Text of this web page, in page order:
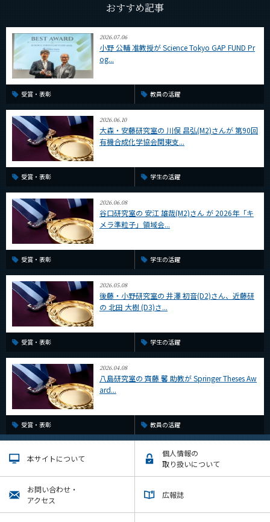
おすすめ記事
2026.07.06
小野 公輔 准教授が Science Tokyo GAP FUND Pr
og...
受賞・表彰 教員の活躍
2026.06.10
大森・安藤研究室の 川俣 昌弘(M2)さんが 第90回
有機合成化学協会関東支...
受賞・表彰 学生の活躍
2026.06.08
谷口研究室の 安江 雄哉(M2)さん が 2026年「キ
メラ準粒子」領域会...
受賞・表彰 学生の活躍
2026.05.08
後藤・小野研究室の 井澤 初音(D2)さん、近藤研
の 北田 大樹 (D3)さ...
受賞・表彰 学生の活躍
2026.04.08
八島研究室の 齊藤 馨 助教が Springer Theses Aw
ard...
受賞・表彰 教員の活躍
本サイトについて
個人情報の
取り扱いについて
お問い合わせ・
アクセス
広報誌